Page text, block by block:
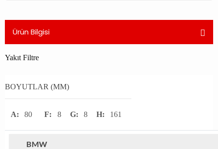
Ürün Bilgisi
Yakıt Filtre
BOYUTLAR (MM)
A: 80 F: 8 G: 8 H: 161
BMW